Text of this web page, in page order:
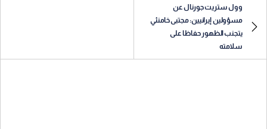
وول ستريت جورنال عن
مسؤولين إيرانيين: مجتبى خامنئي
يتجنب الظهور حفاظا على
سلامته